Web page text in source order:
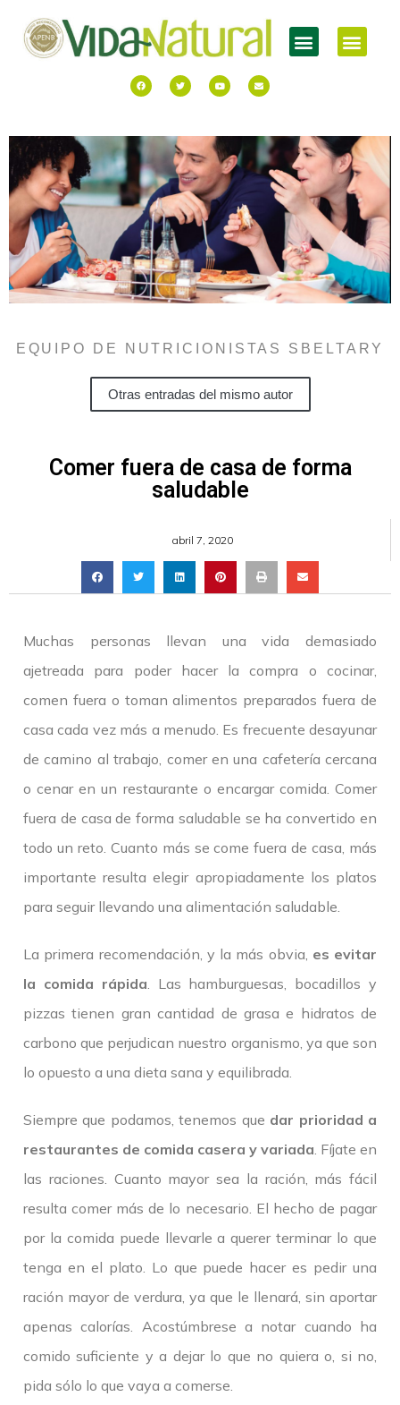
EQUIPO DE NUTRICIONISTAS SBELTARY
Otras entradas del mismo autor
Comer fuera de casa de forma
saludable
abril 7, 2020
Muchas personas llevan una vida demasiado
ajetreada para poder hacer la compra o cocinar,
comen fuera o toman alimentos preparados fuera de
casa cada vez más a menudo. Es frecuente desayunar
de camino al trabajo, comer en una cafetería cercana
o cenar en un restaurante o encargar comida. Comer
fuera de casa de forma saludable se ha convertido en
todo un reto. Cuanto más se come fuera de casa, más
importante resulta elegir apropiadamente los platos
para seguir llevando una alimentación saludable.
La primera recomendación, y la más obvia, es evitar
la comida rápida. Las hamburguesas, bocadillos y
pizzas tienen gran cantidad de grasa e hidratos de
carbono que perjudican nuestro organismo, ya que son
lo opuesto a una dieta sana y equilibrada.
Siempre que podamos, tenemos que dar prioridad a
restaurantes de comida casera y variada. Fíjate en
las raciones. Cuanto mayor sea la ración, más fácil
resulta comer más de lo necesario. El hecho de pagar
por la comida puede llevarle a querer terminar lo que
tenga en el plato. Lo que puede hacer es pedir una
ración mayor de verdura, ya que le llenará, sin aportar
apenas calorías. Acostúmbrese a notar cuando ha
comido suficiente y a dejar lo que no quiera o, si no,
pida sólo lo que vaya a comerse.